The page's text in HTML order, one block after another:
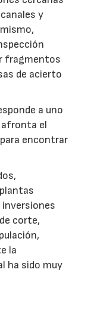
y
fragmentos
de acierto
a uno
afronta el
encontrar
corte,
la
ha sido muy